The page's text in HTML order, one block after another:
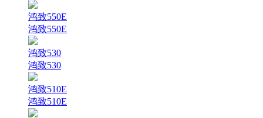
鸿致550E
鸿致550E
鸿致530
鸿致530
鸿致510E
鸿致510E